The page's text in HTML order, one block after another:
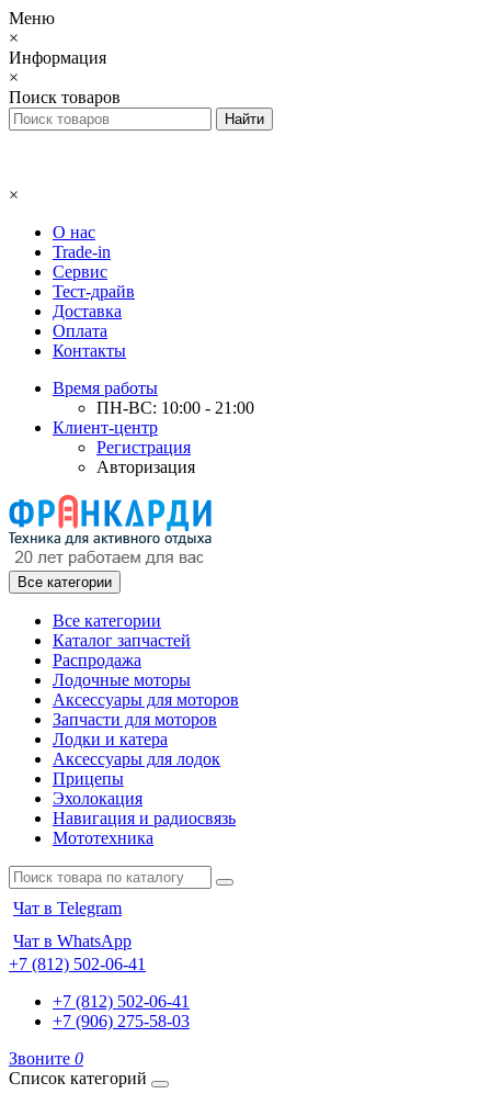
Меню
×
Информация
×
Поиск товаров
×
О нас
Trade-in
Сервис
Тест-драйв
Доставка
Оплата
Контакты
Время работы
ПН-ВС: 10:00 - 21:00
Клиент-центр
Регистрация
Авторизация
Все категории
Все категории
Каталог запчастей
Распродажа
Лодочные моторы
Аксессуары для моторов
Запчасти для моторов
Лодки и катера
Аксессуары для лодок
Прицепы
Эхолокация
Навигация и радиосвязь
Мототехника
Чат в Telegram
Чат в WhatsApp
+7 (812) 502-06-41
+7 (812) 502-06-41
+7 (906) 275-58-03
Звоните 0
Список категорий